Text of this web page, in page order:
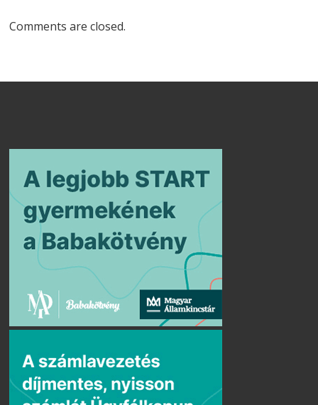
Comments are closed.